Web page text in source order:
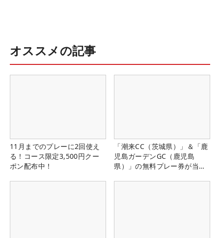
オススメの記事
11月までのプレーに2回使え
る！コース限定3,500円クー
ポン配布中！
「潮来CC（茨城県）」＆「鹿
児島ガーデンGC（鹿児島
県）」の無料プレー券が当た